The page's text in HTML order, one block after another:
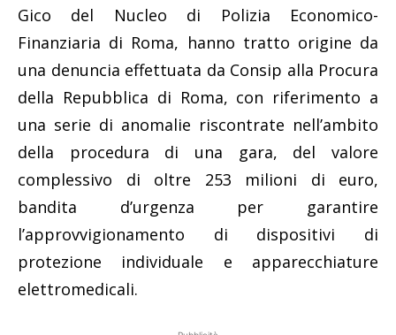
Gico del Nucleo di Polizia Economico-
Finanziaria di Roma, hanno tratto origine da
una denuncia effettuata da Consip alla Procura
della Repubblica di Roma, con riferimento a
una serie di anomalie riscontrate nell’ambito
della procedura di una gara, del valore
complessivo di oltre 253 milioni di euro,
bandita d’urgenza per garantire
l’approvvigionamento di dispositivi di
protezione individuale e apparecchiature
elettromedicali.